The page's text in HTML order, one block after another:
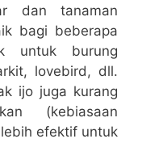
dan tanaman
bagi beberapa
untuk burung
lovebird, dll.
ijo juga kurang
(kebiasaan
efektif untuk